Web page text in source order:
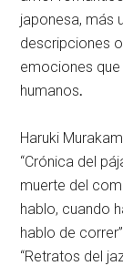
japonesa, más
descripciones
emociones
humanos.
Haruki
“Crónica del
muerte del
hablo, cuando
hablo de
“Retratos del